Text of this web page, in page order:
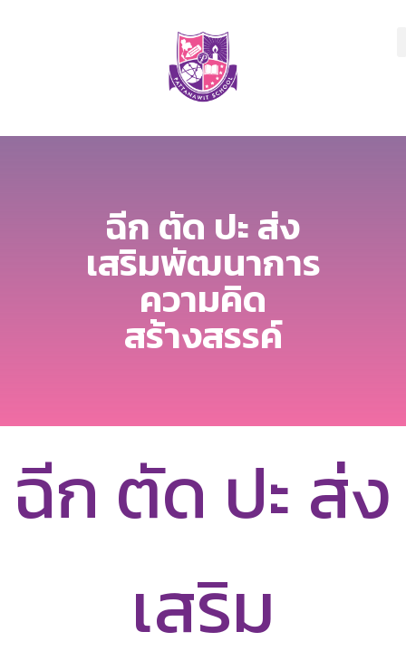
ฉีก ตัด ปะ ส่ง
เสริมพัฒนาการ
ความคิด
สร้างสรรค์
ฉีก ตัด ปะ ส่ง
เสริม